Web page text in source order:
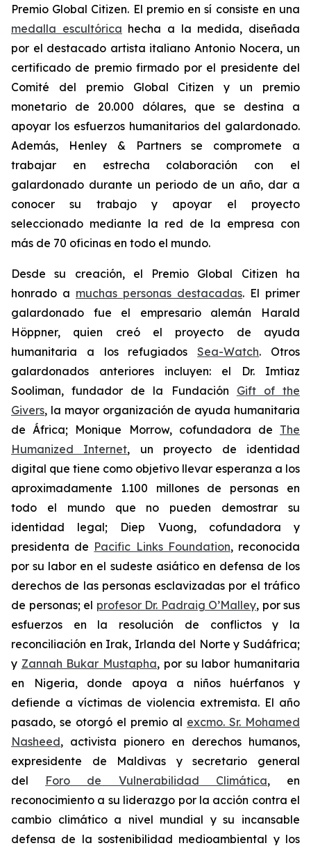
Premio Global Citizen. El premio en sí consiste en una
medalla escultórica hecha a la medida, diseñada
por el destacado artista italiano Antonio Nocera, un
certificado de premio firmado por el presidente del
Comité del premio Global Citizen y un premio
monetario de 20.000 dólares, que se destina a
apoyar los esfuerzos humanitarios del galardonado.
Además, Henley & Partners se compromete a
trabajar en estrecha colaboración con el
galardonado durante un periodo de un año, dar a
conocer su trabajo y apoyar el proyecto
seleccionado mediante la red de la empresa con
más de 70 oficinas en todo el mundo.
Desde su creación, el Premio Global Citizen ha
honrado a muchas personas destacadas. El primer
galardonado fue el empresario alemán Harald
Höppner, quien creó el proyecto de ayuda
humanitaria a los refugiadosSea-Watch. Otros
galardonados anteriores incluyen: el Dr. Imtiaz
Sooliman, fundador de la Fundación Gift of the
Givers, la mayor organización de ayuda humanitaria
de África; Monique Morrow, cofundadora de The
Humanized Internet, un proyecto de identidad
digital que tiene como objetivo llevar esperanza a los
aproximadamente 1.100 millones de personas en
todo el mundo que no pueden demostrar su
identidad legal; Diep Vuong, cofundadora y
presidenta de Pacific Links Foundation, reconocida
por su labor en el sudeste asiático en defensa de los
derechos de las personas esclavizadas por el tráfico
de personas; el profesor Dr. Padraig O’Malley, por sus
esfuerzos en la resolución de conflictos y la
reconciliación en Irak, Irlanda del Norte y Sudáfrica;
y Zannah Bukar Mustapha, por su labor humanitaria
en Nigeria, donde apoya a niños huérfanos y
defiende a víctimas de violencia extremista. El año
pasado, se otorgó el premio al excmo. Sr. Mohamed
Nasheed, activista pionero en derechos humanos,
expresidente de Maldivas y secretario general
del Foro de Vulnerabilidad Climática, en
reconocimiento a su liderazgo por la acción contra el
cambio climático a nivel mundial y su incansable
defensa de la sostenibilidad medioambiental y los